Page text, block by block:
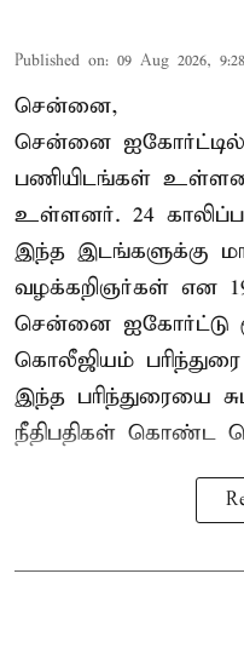
Published on: 09 Aug 2026,
சென்னை,
சென்னை
பணியிடங்கள் உள்ளன.
உள்ளனர். 24
இந்த இடங்களுக்கு
வழக்கறிஞர்கள் என
சென்னை ஐகோர்ட்டு
கொலீஜியம்
இந்த பரிந்துரையை
நீதிபதிகள் கொண்ட